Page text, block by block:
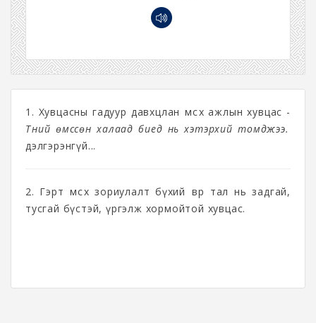
1. Хувцасны гадуур давхцлан өмсөх ажлын хувцас -
Түүний өмссөн халаад биед нь хэтэрхий томджээ.
дэлгэрэнгүй...
2. Гэрт өмсөх зориулалт бүхий өвөр тал нь задгай,
тусгай бүстэй, үргэлж хормойтой хувцас.